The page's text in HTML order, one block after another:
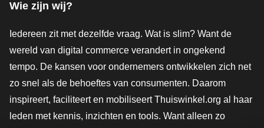
Wie zijn wij?
Iedereen zit met dezelfde vraag. Wat is slim? Want de
wereld van digital commerce verandert in ongekend
tempo. De kansen voor ondernemers ontwikkelen zich net
zo snel als de behoeftes van consumenten. Daarom
inspireert, faciliteert en mobiliseert Thuiswinkel.org al haar
leden met kennis, inzichten en tools. Want alleen zo